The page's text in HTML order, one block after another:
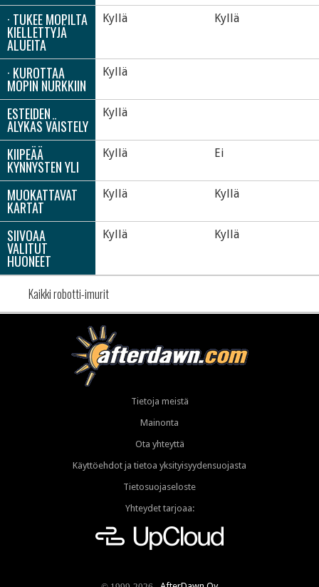
· TUKEE MOPILTA
KIELLETTYJÄ
ALUEITA
Kyllä Kyllä
· KUROTTAA
MOPIN NURKKIIN
Kyllä
ESTEIDEN
ÄLYKÄS VÄISTELY
Kyllä
KIIPEÄÄ
KYNNYSTEN YLI
Kyllä Ei
MUOKATTAVAT
KARTAT
Kyllä Kyllä
SIIVOAA
VALITUT
HUONEET
Kyllä Kyllä
Kaikki robotti-imurit
Tietoja meistä
Mainonta
Ota yhteyttä
Käyttöehdot ja tietoa yksityisyydensuojasta
Tietosuojaseloste
Yhteydet tarjoaa: